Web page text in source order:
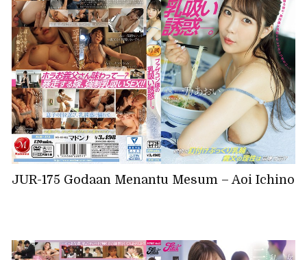
JUR-175 Godaan Menantu Mesum – Aoi Ichino